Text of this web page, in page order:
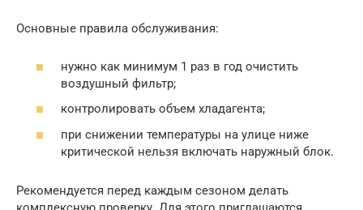
Основные правила обслуживания:
нужно как минимум 1 раз в год очистить
воздушный фильтр;
контролировать объем хладагента;
при снижении температуры на улице ниже
критической нельзя включать наружный блок.
Рекомендуется перед каждым сезоном делать